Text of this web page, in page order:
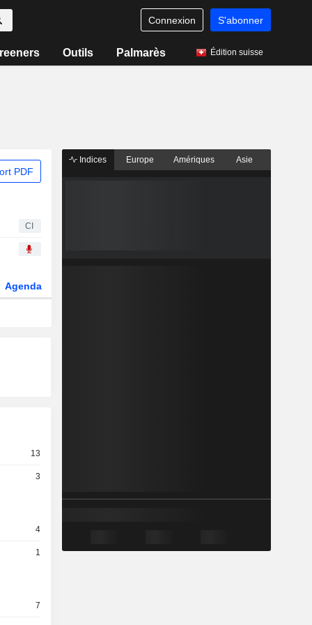
Connexion S'abonner
Outils Palmarès Édition suisse
PDF
CI
Agenda
13
3
4
1
7
Indices Europe Amériques Asie